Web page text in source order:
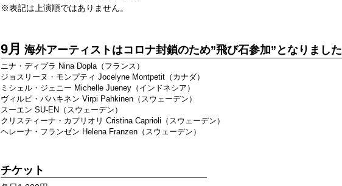
※表記は上演順ではありません。
9月 海外アーティストはコロナ封鎖のため”飛び石参加”となりました
ニナ・ディプラ Nina Dopla（フランス）
ジョスリーヌ・モンプティ Jocelyne Montpetit（カナダ）
ミシェル・ジェニー Michelle Jueney（インドネシア）
ヴィルピ・パハキネン Virpi Pahkinen（スウェーデン）
スーエン SU-EN（スウェーデン）
クリスティーナ・カプリオリ Cristina Caprioli（スウェーデン）
ヘレーナ・フランゼン Helena Franzen（スウェーデン）
チケット